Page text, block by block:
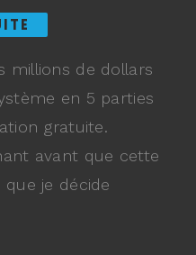
millions de dollars
en 5 parties
gratuite.
avant que cette
que je décide